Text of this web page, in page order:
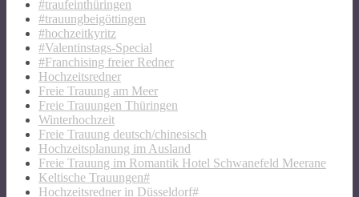
#traufeinthüringen
#trauungbeigöttingen
#hochzeitkyritz
#Valentinstags-Special
#Franchising freier Redner
Hochzeitsredner
Freie Trauung am Meer
Freie Trauungen Thüringen
Winterhochzeit
Freie Trauung deutsch/chinesisch
Hochzeitsplanung im Ausland
Freie Trauung im Romantik Hotel Schwanefeld Meerane
Keltische Trauungen#
Hochzeitsredner in Düsseldorf#